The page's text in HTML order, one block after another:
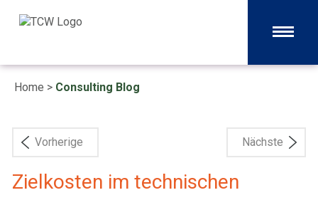
Home > Consulting Blog
Vorherige Nächste
Zielkosten im technischen